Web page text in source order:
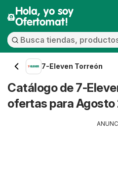
Hola, yo soy
Ofertomat!
7-Eleven Torreón
Catálogo de 7-
ofertas para